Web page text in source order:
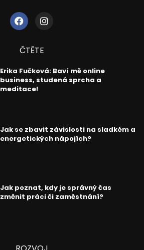
ČTĚTE
Erika Fučková: Baví mě online
business, studená sprcha a
meditace!
Jak se zbavit závislosti na sladkém a
energetických nápojích?
Jak poznat, kdy je správný čas
změnit práci či zaměstnání?